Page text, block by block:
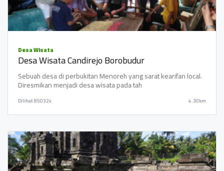
Desa Wisata
Desa Wisata Candirejo Borobudur
Sebuah desa di perbukitan Menoreh yang sarat kearifan local.
Diresmikan menjadi desa wisata pada tah
Dilihat85032x 4.30km